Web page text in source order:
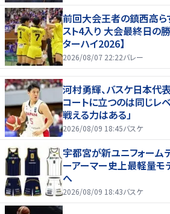
前回大会王者の鎮西高ら
スト4入り 大会最終日の
ターハイ2026】
2026/08/07 22:22バレー
河村勇輝、バスケ日本代
コートに立つのは同じレ
戦える力はある」
2026/08/09 18:45バスケ
宇都宮が新ユニフォー
ーアーマー史上最軽量モ
へ
2026/08/09 18:43バスケ